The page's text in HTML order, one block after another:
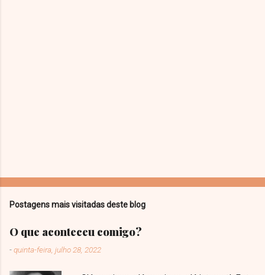
Postagens mais visitadas deste blog
O que aconteceu comigo?
-quinta-feira, julho 28, 2022